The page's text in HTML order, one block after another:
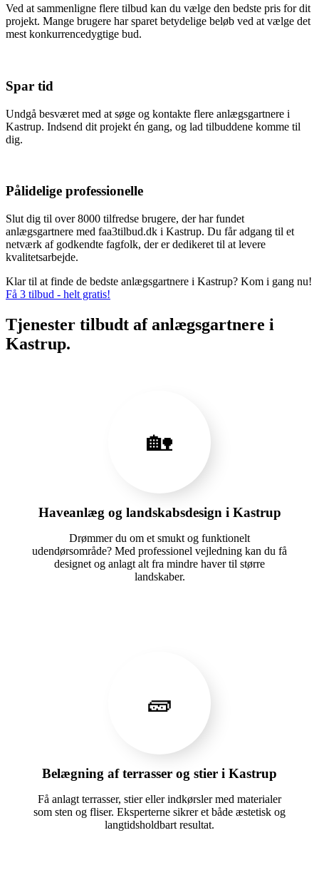
Ved at sammenligne flere tilbud kan du vælge den bedste pris for dit
projekt. Mange brugere har sparet betydelige beløb ved at vælge det
mest konkurrencedygtige bud.
Spar tid
Undgå besværet med at søge og kontakte flere anlægsgartnere i
Kastrup. Indsend dit projekt én gang, og lad tilbuddene komme til
dig.
Pålidelige professionelle
Slut dig til over 8000 tilfredse brugere, der har fundet
anlægsgartnere med faa3tilbud.dk i Kastrup. Du får adgang til et
netværk af godkendte fagfolk, der er dedikeret til at levere
kvalitetsarbejde.
Klar til at finde de bedste anlægsgartnere i Kastrup? Kom i gang nu!
Få 3 tilbud - helt gratis!
Tjenester tilbudt af anlægsgartnere i
Kastrup.
🏡
Haveanlæg og landskabsdesign i Kastrup
Drømmer du om et smukt og funktionelt
udendørsområde? Med professionel vejledning kan du få
designet og anlagt alt fra mindre haver til større
landskaber.
🧱
Belægning af terrasser og stier i Kastrup
Få anlagt terrasser, stier eller indkørsler med materialer
som sten og fliser. Eksperterne sikrer et både æstetisk og
langtidsholdbart resultat.